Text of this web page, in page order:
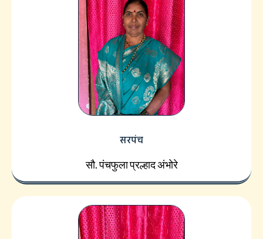
सरपंच
सौ. पंचफुला प्रल्हाद अंभोरे